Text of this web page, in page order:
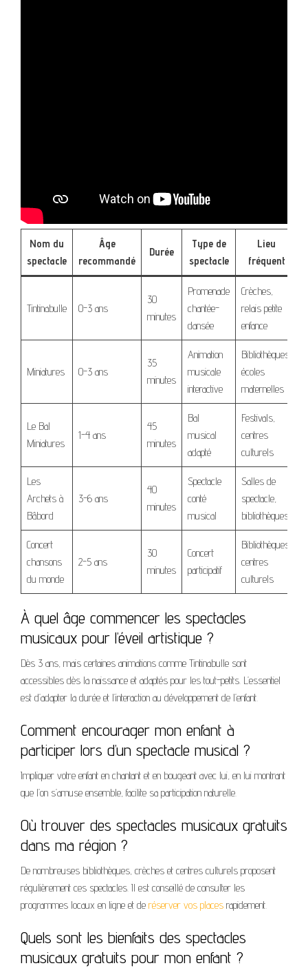
Nom du
spectacle
Âge
recommandé
Durée
Type de
spectacle
Lieu
fréquent
Tintinabulle 0-3 ans
30
minutes
Promenade
chantée-
dansée
Crèches,
relais petite
enfance
Miniatures 0-3 ans
35
minutes
Animation
musicale
interactive
Bibliothèques,
écoles
maternelles
Le Bal
Miniatures
1-4 ans
45
minutes
Bal
musical
adapté
Festivals,
centres
culturels
Les
Archets à
Bâbord
3-6 ans
40
minutes
Spectacle
conté
musical
Salles de
spectacle,
bibliothèques
Concert
chansons
du monde
2-5 ans
30
minutes
Concert
participatif
Bibliothèques,
centres
culturels
À quel âge commencer les spectacles
musicaux pour l’éveil artistique ?
Dès 3 ans, mais certaines animations comme Tintinabulle sont
accessibles dès la naissance et adaptés pour les tout-petits. L’essentiel
est d’adapter la durée et l’interaction au développement de l’enfant.
Comment encourager mon enfant à
participer lors d’un spectacle musical ?
Impliquer votre enfant en chantant et en bougeant avec lui, en lui montrant
que l’on s’amuse ensemble, facilite sa participation naturelle.
Où trouver des spectacles musicaux gratuits
dans ma région ?
De nombreuses bibliothèques, crèches et centres culturels proposent
régulièrement ces spectacles. Il est conseillé de consulter les
programmes locaux en ligne et de réserver vos places rapidement.
Quels sont les bienfaits des spectacles
musicaux gratuits pour mon enfant ?